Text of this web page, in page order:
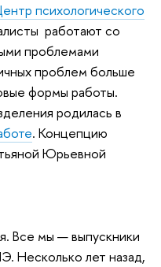
психологического
работают со
проблемами
проблем больше
формы работы.
родилась в
. Концепцию
Юрьевной
Все мы — выпускники
Несколько лет назад,